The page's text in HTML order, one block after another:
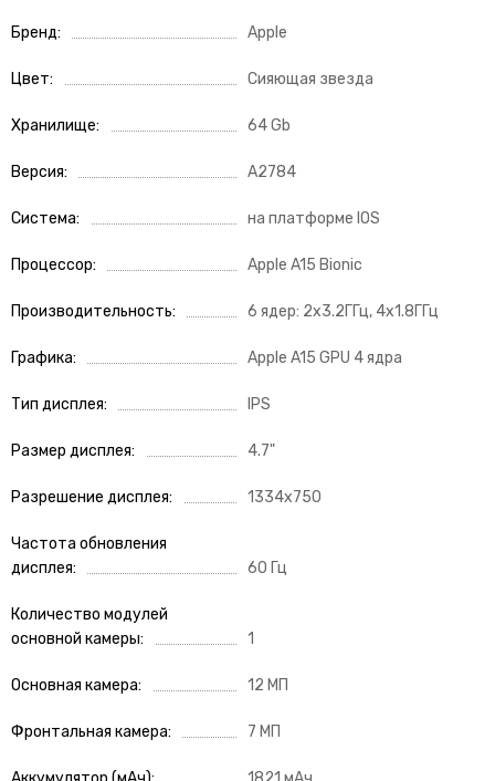
Бренд Apple
Цвет Сияющая звезда
Хранилище 64 Gb
Версия A2784
Система на платформе IOS
Процессор Apple A15 Bionic
Производительность 6 ядер: 2х3.2ГГц, 4х1.8ГГц
Графика Apple A15 GPU 4 ядра
Тип дисплея IPS
Размер дисплея 4.7"
Разрешение дисплея 1334x750
Частота обновления
дисплея
60 Гц
Количество модулей
основной камеры
1
Основная камера 12 МП
Фронтальная камера 7 МП